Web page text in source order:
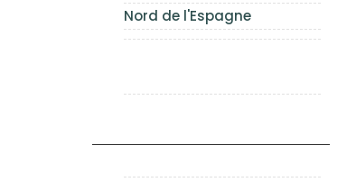
Nord de l'Espagne